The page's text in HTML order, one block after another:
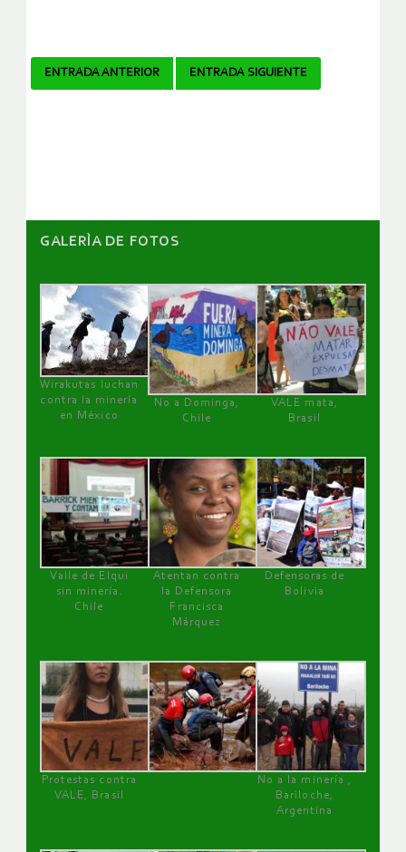
Navegador
ENTRADA ANTERIOR ENTRADA SIGUIENTE
GALERÌA DE FOTOS
Wirakutas luchan
contra la minería
en México
No a Dominga,
Chile
VALE mata,
Brasil
Valle de Elqui
sin minería.
Chile
Atentan contra
la Defensora
Francisca
Márquez
Defensoras de
Bolivia
Protestas contra
VALE, Brasil
No a la minería ,
Bariloche,
Argentina